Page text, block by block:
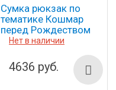
Сумка рюкзак по
тематике Кошмар
перед Рождеством
Тима Бёртона в картах
Before Christmas
Loungefly
Нет в наличии
4636 руб.